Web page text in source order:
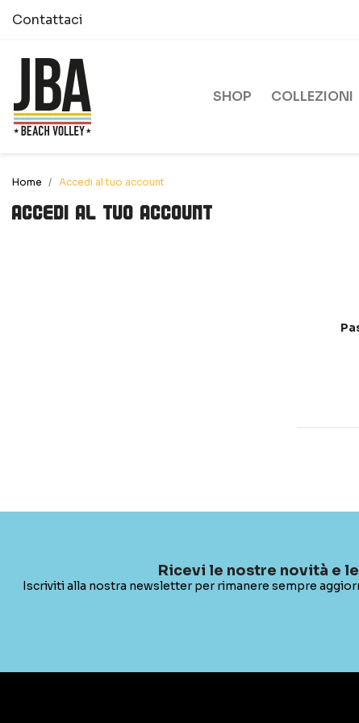
Contattaci
SHOP COLLEZIONI
Home Accedi al tuo account
Accedi al tuo account
Ricevi le nostre novità e
Iscriviti alla nostra newsletter per rimanere sempre